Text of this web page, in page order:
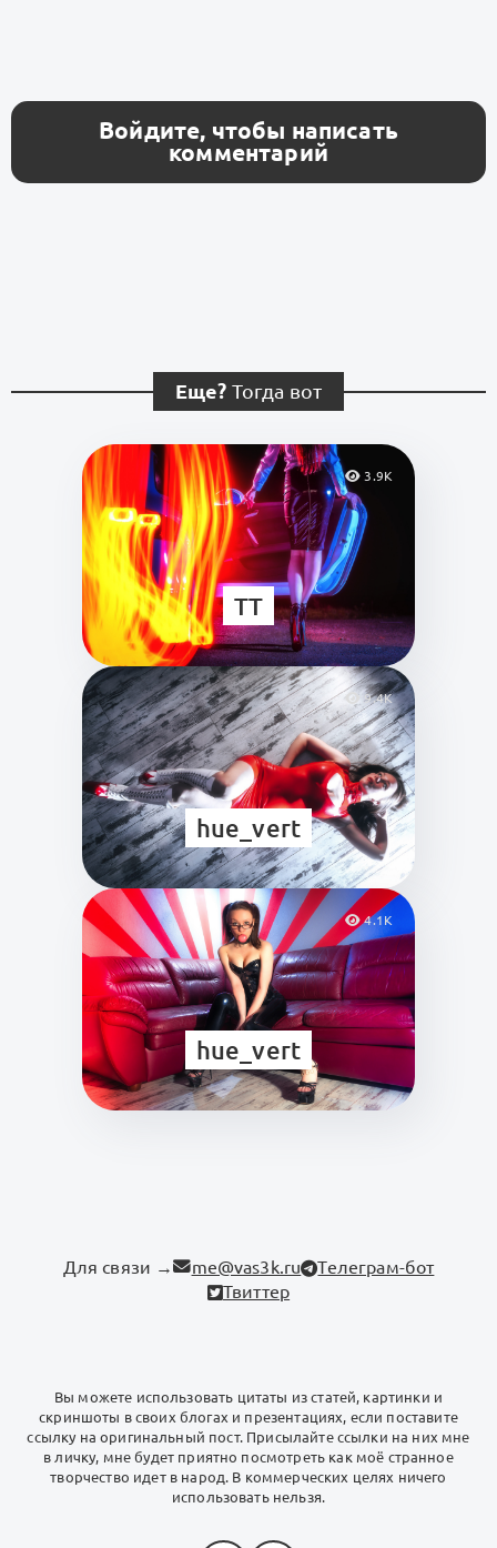
Войдите, чтобы написать
комментарий
Еще? Тогда вот
3.9K
TT
9.4K
hue_vert
4.1K
hue_vert
Для связи → me@vas3k.ru
Телеграм-бот
Твиттер
Вы можете использовать цитаты из статей, картинки и
скриншоты в своих блогах и презентациях, если поставите
ссылку на оригинальный пост. Присылайте ссылки на них мне
в личку, мне будет приятно посмотреть как моё странное
творчество идет в народ. В коммерческих целях ничего
использовать нельзя.